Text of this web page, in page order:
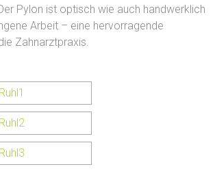
Pylon ist optisch wie auch handwerklich
Arbeit – eine hervorragende
Zahnarztpraxis.